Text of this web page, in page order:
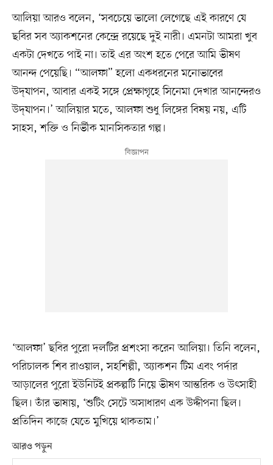
আলিয়া আরও বলেন, ‘সবচেয়ে ভালো লেগেছে এই কারণে যে
ছবির সব অ্যাকশনের কেন্দ্রে রয়েছে দুই নারী। এমনটা আমরা খুব
একটা দেখতে পাই না। তাই এর অংশ হতে পেরে আমি ভীষণ
আনন্দ পেয়েছি। “আলফা” হলো একধরনের মনোভাবের
উদ্‌যাপন, আবার একই সঙ্গে প্রেক্ষাগৃহে সিনেমা দেখার আনন্দেরও
উদ্‌যাপন।’ আলিয়ার মতে, আলফা শুধু লিঙ্গের বিষয় নয়, এটি
সাহস, শক্তি ও নির্ভীক মানসিকতার গল্প।
‘আলফা’ ছবির পুরো দলটির প্রশংসা করেন আলিয়া। তিনি বলেন,
পরিচালক শিব রাওয়াল, সহশিল্পী, অ্যাকশন টিম এবং পর্দার
আড়ালের পুরো ইউনিটই প্রকল্পটি নিয়ে ভীষণ আন্তরিক ও উৎসাহী
ছিল। তাঁর ভাষায়, ‘শুটিং সেটে অসাধারণ এক উদ্দীপনা ছিল।
প্রতিদিন কাজে যেতে মুখিয়ে থাকতাম।’
আরও পড়ুন